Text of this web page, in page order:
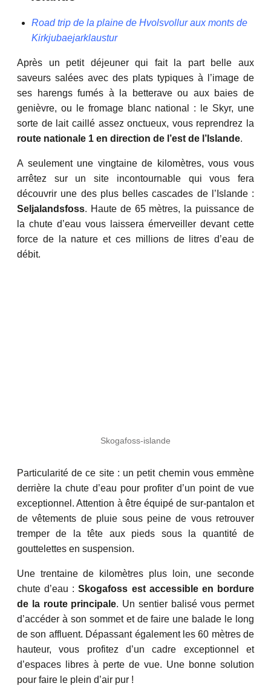
Road trip de la plaine de Hvolsvollur aux monts de
Kirkjubaejarklaustur
Après un petit déjeuner qui fait la part belle aux
saveurs salées avec des plats typiques à l’image de
ses harengs fumés à la betterave ou aux baies de
genièvre, ou le fromage blanc national : le Skyr, une
sorte de lait caillé assez onctueux, vous reprendrez la
route nationale 1 en direction de l’est de l’Islande.
A seulement une vingtaine de kilomètres, vous vous
arrêtez sur un site incontournable qui vous fera
découvrir une des plus belles cascades de l’Islande :
Seljalandsfoss. Haute de 65 mètres, la puissance de
la chute d’eau vous laissera émerveiller devant cette
force de la nature et ces millions de litres d’eau de
débit.
Skogafoss-islande
Particularité de ce site : un petit chemin vous emmène
derrière la chute d’eau pour profiter d’un point de vue
exceptionnel. Attention à être équipé de sur-pantalon et
de vêtements de pluie sous peine de vous retrouver
tremper de la tête aux pieds sous la quantité de
gouttelettes en suspension.
Une trentaine de kilomètres plus loin, une seconde
chute d’eau :Skogafoss est accessible en bordure
de la route principale. Un sentier balisé vous permet
d’accéder à son sommet et de faire une balade le long
de son affluent. Dépassant également les 60 mètres de
hauteur, vous profitez d’un cadre exceptionnel et
d’espaces libres à perte de vue. Une bonne solution
pour faire le plein d’air pur !